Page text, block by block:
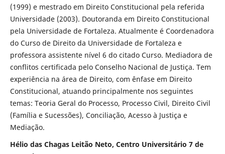
(1999) e mestrado em Direito Constitucional pela referida
Universidade (2003). Doutoranda em Direito Constitucional
pela Universidade de Fortaleza. Atualmente é Coordenadora
do Curso de Direito da Universidade de Fortaleza e
professora assistente nível 6 do citado Curso. Mediadora de
conflitos certificada pelo Conselho Nacional de Justiça. Tem
experiência na área de Direito, com ênfase em Direito
Constitucional, atuando principalmente nos seguintes
temas: Teoria Geral do Processo, Processo Civil, Direito Civil
(Família e Sucessões), Conciliação, Acesso à Justiça e
Mediação.
Hélio das Chagas Leitão Neto, Centro Universitário 7 de